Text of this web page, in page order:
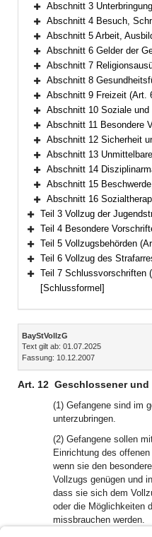
Bereich erweitern
Abschnitt 3 Unterbringung
Bereich erweitern
Abschnitt 4 Besuch, Schriftwechsel, Urlaub,
Bereich erweitern
Abschnitt 5 Arbeit,
Bereich erweitern
Abschnitt 6 Gelder der
Bereich erweitern
Abschnitt 7
Bereich erweitern
Abschnitt 8
Bereich erweitern
Abschnitt 9 Freizeit (Art.
Bereich erweitern
Abschnitt 10 Soziale
Bereich erweitern
Abschnitt 11 Besondere
Bereich erweitern
Abschnitt 12 Sicherheit
Bereich erweitern
Abschnitt 13
Bereich erweitern
Abschnitt 14
Bereich erweitern
Abschnitt 15 Beschwerde, Aufhebung von
Bereich erweitern
Abschnitt 16
Bereich erweitern
Teil 3 Vollzug der
Bereich erweitern
Teil 4 Besondere Vorschriften bei
Bereich erweitern
Teil 5 Vollzugsbehörden
Bereich erweitern
Teil 6 Vollzug des Strafarrests, Akten,
Bereich erweitern
Teil 7 Schlussvorschriften
[Schlussformel]
Inhalt
BayStVollzG
Text gilt ab: 01.07.2025
Fassung: 10.12.2007
Art. 12 Geschlossener und
(1) Gefangene sind im
unterzubringen.
(2) Gefangene sollen
Einrichtung des
wenn sie den
Vollzugs genügen und
dass sie sich dem
oder die Möglichkeiten
missbrauchen werden.